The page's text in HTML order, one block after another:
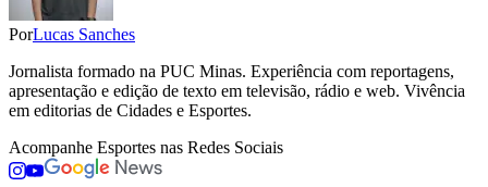
PorLucas Sanches
Jornalista formado na PUC Minas. Experiência com reportagens,
apresentação e edição de texto em televisão, rádio e web. Vivência
em editorias de Cidades e Esportes.
Acompanhe Esportes nas Redes Sociais